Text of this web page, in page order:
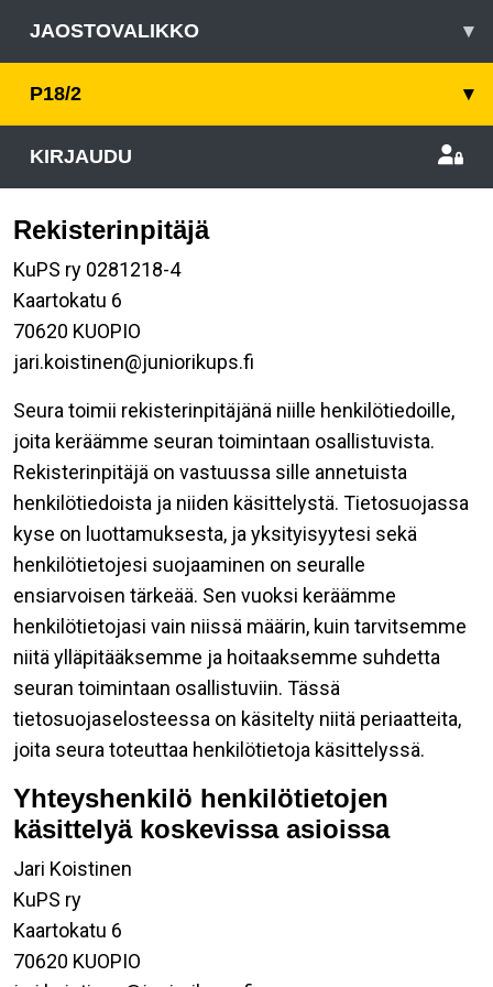
JAOSTOVALIKKO ▾
P18/2 ▾
KIRJAUDU
Rekisterinpitäjä
KuPS ry 0281218-4
Kaartokatu 6
70620 KUOPIO
jari.koistinen@juniorikups.fi
Seura toimii rekisterinpitäjänä niille henkilötiedoille,
joita keräämme seuran toimintaan osallistuvista.
Rekisterinpitäjä on vastuussa sille annetuista
henkilötiedoista ja niiden käsittelystä. Tietosuojassa
kyse on luottamuksesta, ja yksityisyytesi sekä
henkilötietojesi suojaaminen on seuralle
ensiarvoisen tärkeää. Sen vuoksi keräämme
henkilötietojasi vain niissä määrin, kuin tarvitsemme
niitä ylläpitääksemme ja hoitaaksemme suhdetta
seuran toimintaan osallistuviin. Tässä
tietosuojaselosteessa on käsitelty niitä periaatteita,
joita seura toteuttaa henkilötietoja käsittelyssä.
Yhteyshenkilö henkilötietojen
käsittelyä koskevissa asioissa
Jari Koistinen
KuPS ry
Kaartokatu 6
70620 KUOPIO